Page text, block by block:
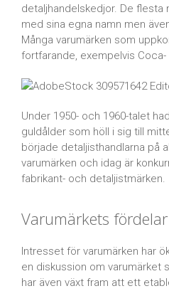
detaljhandelskedjor. De flesta
med sina egna namn men
Många varumärken som
fortfarande, exempelvis Coca-
Under 1950- och 1960-talet
guldålder som höll i sig till
började detaljisthandlarna på
varumärken och idag är
fabrikant- och detaljistmärken.
Varumärkets fördelar
Intresset för varumärken har
en diskussion om varumärket
har även växt fram att ett